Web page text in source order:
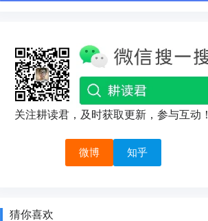
关注耕读君，及时获取更新，参与互动！
微博 知乎
猜你喜欢